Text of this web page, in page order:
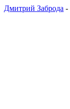
Дмитрий Заброда -